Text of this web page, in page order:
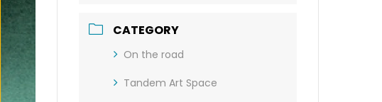
CATEGORY
On the road
Tandem Art Space